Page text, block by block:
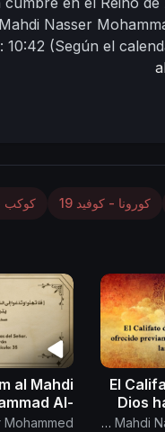
Nasser
10:42 (Según el
كورونا - كوفيد 19 كوكب
El
Dios
Canal Oficial Del Imam Al Mahdi Nasser Mohammed
al Mahdi
Al-
miembros